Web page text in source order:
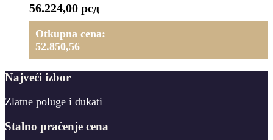
56.224,00 рсд
Otkupna cena:
52.850,56
Najveći izbor
Zlatne poluge i dukati
Stalno praćenje cena